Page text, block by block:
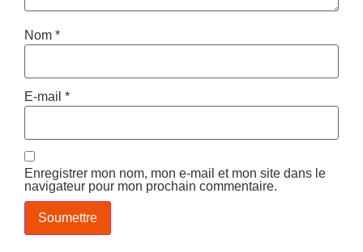
Nom *
E-mail *
Enregistrer mon nom, mon e-mail et mon site dans le
navigateur pour mon prochain commentaire.